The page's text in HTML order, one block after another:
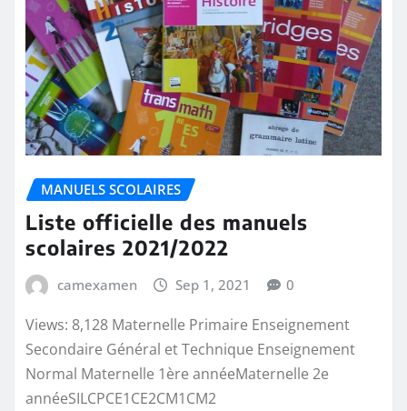
MANUELS SCOLAIRES
Liste officielle des manuels
scolaires 2021/2022
camexamen Sep 1, 2021 0
Views: 8,128 Maternelle Primaire Enseignement
Secondaire Général et Technique Enseignement
Normal Maternelle 1ère annéeMaternelle 2e
annéeSILCPCE1CE2CM1CM2